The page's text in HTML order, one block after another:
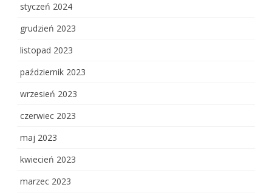
styczeń 2024
grudzień 2023
listopad 2023
październik 2023
wrzesień 2023
czerwiec 2023
maj 2023
kwiecień 2023
marzec 2023